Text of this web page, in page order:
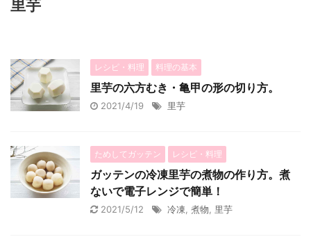
里芋
レシピ・料理 料理の基本
里芋の六方むき・亀甲の形の切り方。
2021/4/19 里芋
ためしてガッテン レシピ・料理
ガッテンの冷凍里芋の煮物の作り方。煮
ないで電子レンジで簡単！
2021/5/12 冷凍 煮物 里芋